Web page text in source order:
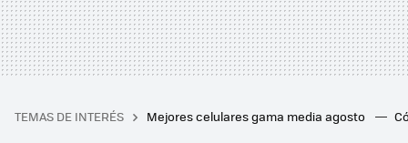
TEMAS DE INTERÉS Mejores celulares gama media agosto